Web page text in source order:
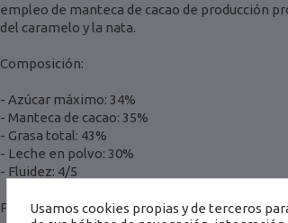
empleo de manteca de cacao de producción
del caramelo y la nata.
Composición:
- Azúcar máximo: 34%
- Manteca de cacao: 35%
- Grasa total: 43%
- Leche en polvo: 30%
- Fluidez: 4/5
Perfil de sabor:
Usamos cookies propias y de terceros